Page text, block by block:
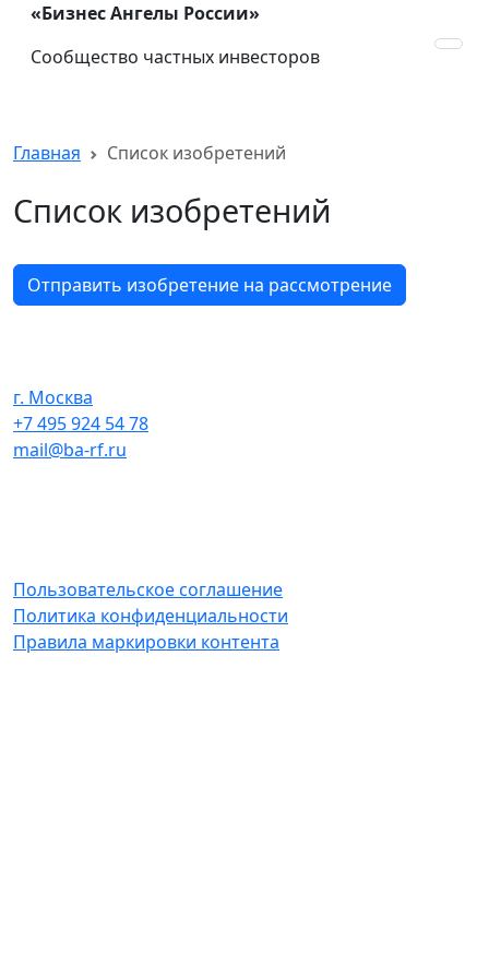
«Бизнес Ангелы России»
Сообщество частных инвесторов
Главная Список изобретений
Список изобретений
Отправить изобретение на рассмотрение
г. Москва
+7 495 924 54 78
mail@ba-rf.ru
Пользовательское соглашение
Политика конфиденциальности
Правила маркировки контента